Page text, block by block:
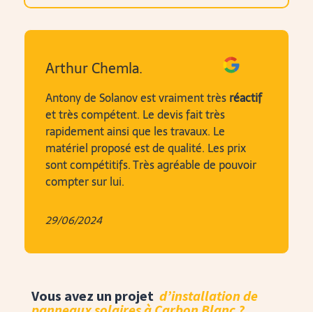
Arthur Chemla.
Antony de Solanov est vraiment trèsréactif
et très compétent. Le devis fait très
rapidement ainsi que les travaux. Le
matériel proposé est de qualité. Les prix
sont compétitifs.Très agréable de pouvoir
compter sur lui.
29/06/2024
Vous avez un projet d’installation de